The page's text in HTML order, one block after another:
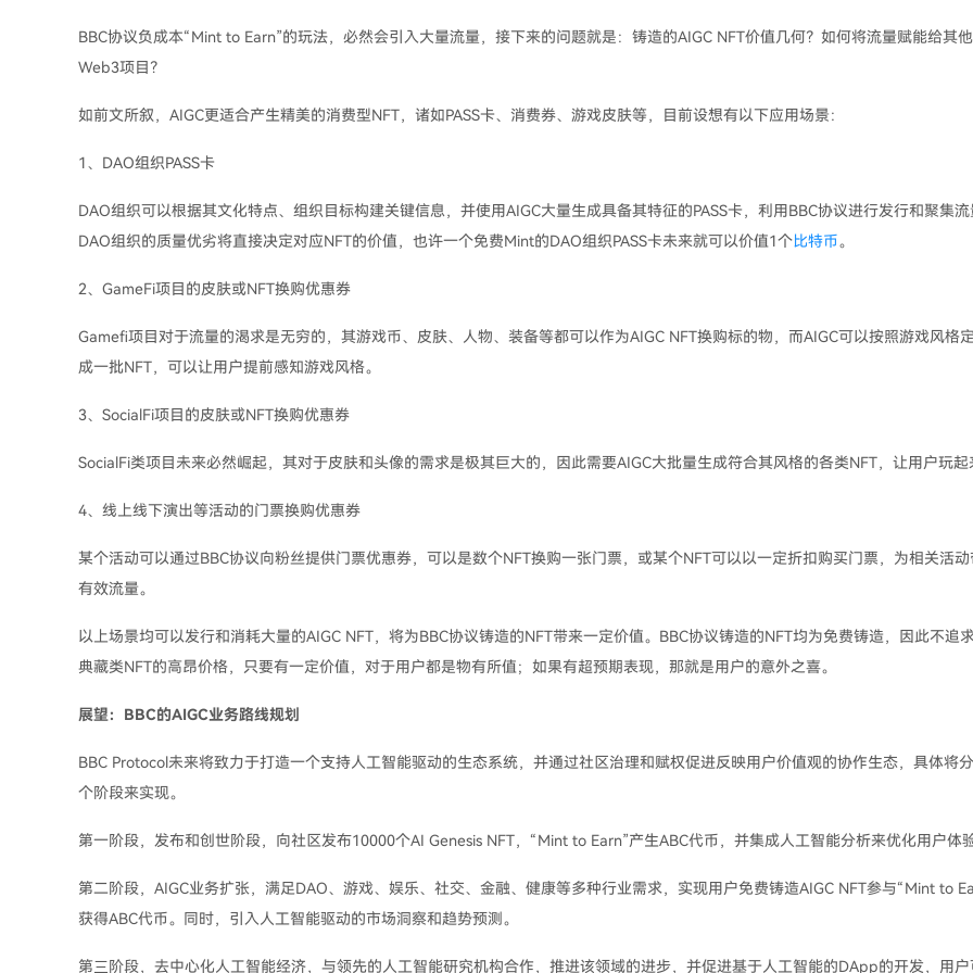
BBC协议负成本“Mint to Earn”的玩法，必然会引入大量流量，接下来的问题就是：铸造的AIGC NFT价值几何？如何将流量赋能给其他
Web3项目？
如前文所叙，AIGC更适合产生精美的消费型NFT，诸如PASS卡、消费券、游戏皮肤等，目前设想有以下应用场景：
1、DAO组织PASS卡
DAO组织可以根据其文化特点、组织目标构建关键信息，并使用AIGC大量生成具备其特征的PASS卡，利用BBC协议进行发行和聚集流
DAO组织的质量优劣将直接决定对应NFT的价值，也许一个免费Mint的DAO组织PASS卡未来就可以价值1个比特币。
2、GameFi项目的皮肤或NFT换购优惠券
Gamefi项目对于流量的渴求是无穷的，其游戏币、皮肤、人物、装备等都可以作为AIGC NFT换购标的物，而AIGC可以按照游戏风格
成一批NFT，可以让用户提前感知游戏风格。
3、SocialFi项目的皮肤或NFT换购优惠券
SocialFi类项目未来必然崛起，其对于皮肤和头像的需求是极其巨大的，因此需要AIGC大批量生成符合其风格的各类NFT，让用户玩起
4、线上线下演出等活动的门票换购优惠券
某个活动可以通过BBC协议向粉丝提供门票优惠券，可以是数个NFT换购一张门票，或某个NFT可以以一定折扣购买门票，为相关活动
有效流量。
以上场景均可以发行和消耗大量的AIGC NFT，将为BBC协议铸造的NFT带来一定价值。BBC协议铸造的NFT均为免费铸造，因此不追
典藏类NFT的高昂价格，只要有一定价值，对于用户都是物有所值；如果有超预期表现，那就是用户的意外之喜。
展望：BBC的AIGC业务路线规划
BBC Protocol未来将致力于打造一个支持人工智能驱动的生态系统，并通过社区治理和赋权促进反映用户价值观的协作生态，具体将
个阶段来实现。
第一阶段，发布和创世阶段，向社区发布10000个AI Genesis NFT，“Mint to Earn”产生ABC代币，并集成人工智能分析来优化用户体验
第二阶段，AIGC业务扩张，满足DAO、游戏、娱乐、社交、金融、健康等多种行业需求，实现用户免费铸造AIGC NFT参与“Mint to
获得ABC代币。同时，引入人工智能驱动的市场洞察和趋势预测。
第三阶段，去中心化人工智能经济，与领先的人工智能研究机构合作，推进该领域的进步，并促进基于人工智能的DApp的开发，用户